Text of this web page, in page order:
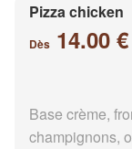
Pizza chicken
Dès 14.00 €
Base crème,
champignons,